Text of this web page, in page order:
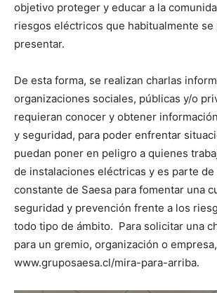
objetivo proteger y educar a la
riesgos eléctricos que habitualmente se
presentar.
De esta forma, se realizan charlas
organizaciones sociales, públicas y/o
requieran conocer y obtener
y seguridad, para poder enfrentar
puedan poner en peligro a quienes
de instalaciones eléctricas y es parte
constante de Saesa para fomentar una
seguridad y prevención frente a los
todo tipo de ámbito. Para solicitar una
para un gremio, organización o
www.gruposaesa.cl/mira-para-arriba.